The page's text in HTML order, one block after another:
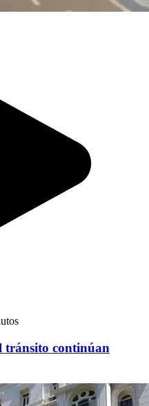
tránsito continúan